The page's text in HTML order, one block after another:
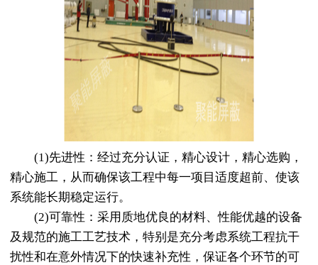
(1)先进性：经过充分认证，精心设计，精心选购，
精心施工，从而确保该工程中每一项目适度超前、使该
系统能长期稳定运行。
(2)可靠性：采用质地优良的材料、性能优越的设备
及规范的施工工艺技术，特别是充分考虑系统工程抗干
扰性和在意外情况下的快速补充性，保证各个环节的可